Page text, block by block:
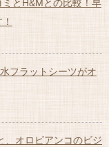
ミとH&Mとの比較！早
フラットシーツがオ
、オロビアンコのビジ